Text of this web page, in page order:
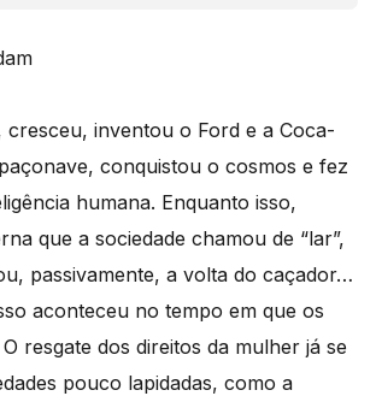
cresceu, inventou o Ford e a Coca-
conquistou o cosmos e fez
humana. Enquanto isso,
que a sociedade chamou de “lar”,
passivamente, a volta do caçador…
aconteceu no tempo em que os
resgate dos direitos da mulher já se
pouco lapidadas, como a